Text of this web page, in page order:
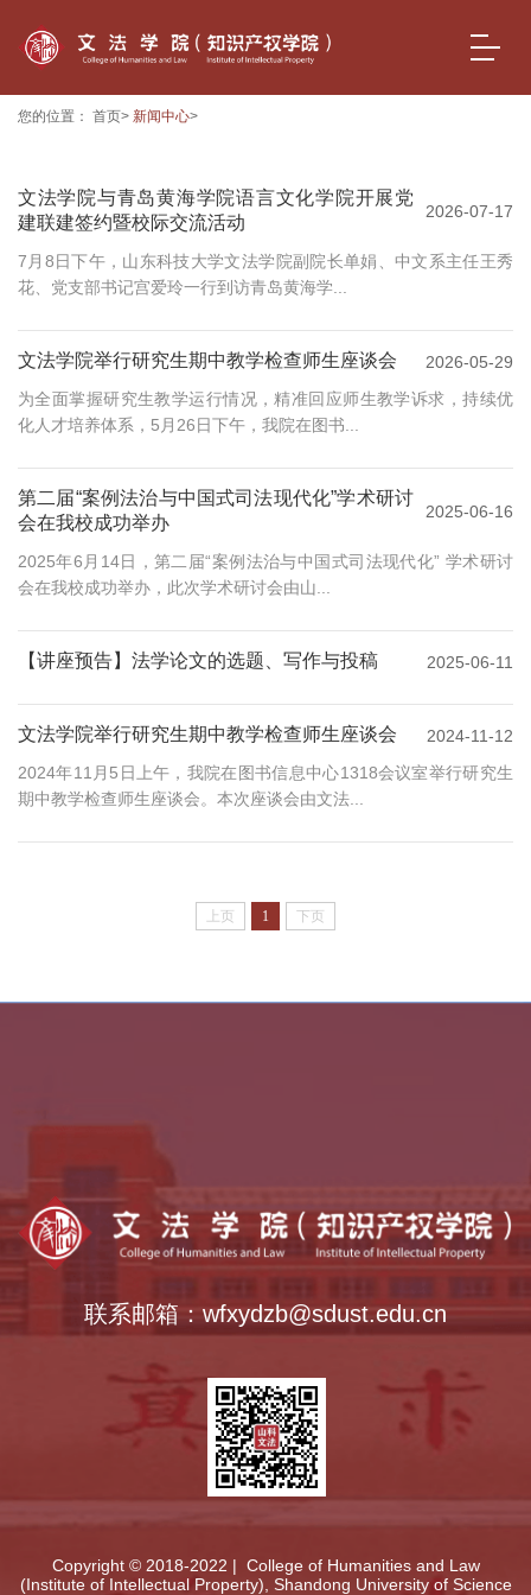
您的位置： 首页> 新闻中心>
文法学院与青岛黄海学院语言文化学院开展党
建联建签约暨校际交流活动
2026-07-17
7月8日下午，山东科技大学文法学院副院长单娟、中文系主任王秀
花、党支部书记宫爱玲一行到访青岛黄海学...
文法学院举行研究生期中教学检查师生座谈会
2026-05-29
为全面掌握研究生教学运行情况，精准回应师生教学诉求，持续优
化人才培养体系，5月26日下午，我院在图书...
第二届“案例法治与中国式司法现代化”学术研讨
会在我校成功举办
2025-06-16
2025年6月14日，第二届“案例法治与中国式司法现代化” 学术研讨
会在我校成功举办，此次学术研讨会由山...
【讲座预告】法学论文的选题、写作与投稿 2025-06-11
文法学院举行研究生期中教学检查师生座谈会
2024-11-12
2024年11月5日上午，我院在图书信息中心1318会议室举行研究生
期中教学检查师生座谈会。本次座谈会由文法...
上页 1 下页
全国哲学社会科学工作办公室
联系邮箱：wfxydzb@sdust.edu.cn
Copyright © 2018-2022 | College of Humanities and Law
(Institute of Intellectual Property), Shandong University of Science